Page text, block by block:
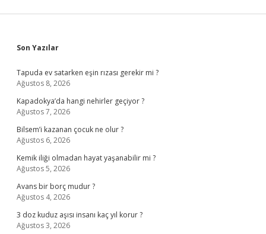
Sidebar
Son Yazılar
Tapuda ev satarken eşin rızası gerekir mi ?
Ağustos 8, 2026
Kapadokya’da hangi nehirler geçiyor ?
Ağustos 7, 2026
Bilsem’i kazanan çocuk ne olur ?
Ağustos 6, 2026
Kemik iliği olmadan hayat yaşanabilir mi ?
Ağustos 5, 2026
Avans bir borç mudur ?
Ağustos 4, 2026
3 doz kuduz aşısı insanı kaç yıl korur ?
Ağustos 3, 2026